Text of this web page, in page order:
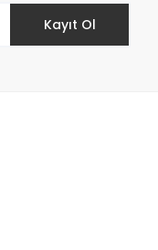
Kayıt Ol